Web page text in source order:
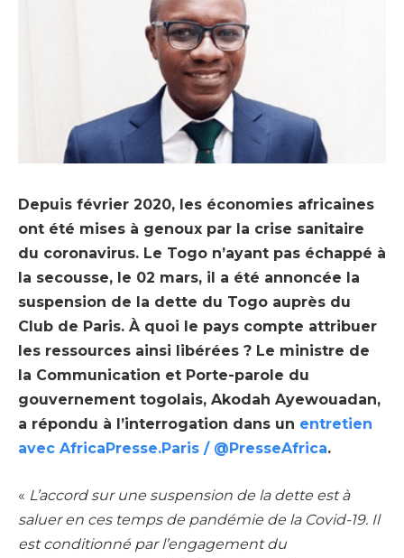
Depuis février 2020, les économies africaines
ont été mises à genoux par la crise sanitaire
du coronavirus. Le Togo n’ayant pas échappé à
la secousse, le 02 mars, il a été annoncée la
suspension de la dette du Togo auprès du
Club de Paris. À quoi le pays compte attribuer
les ressources ainsi libérées ? Le ministre de
la Communication et Porte-parole du
gouvernement togolais, Akodah Ayewouadan,
a répondu à l’interrogation dans un entretien
avec AfricaPresse.Paris / @PresseAfrica.
« L’accord sur une suspension de la dette est à
saluer en ces temps de pandémie de la Covid-19. Il
est conditionné par l’engagement du